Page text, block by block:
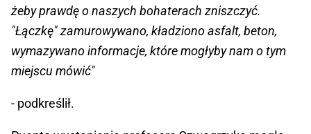
żeby prawdę o naszych bohaterach zniszczyć.
"Łączkę" zamurowywano, kładziono asfalt, beton,
wymazywano informacje, które mogłyby nam o tym
miejscu mówić"
- podkreślił.